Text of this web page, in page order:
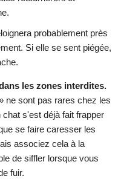
probablement près
Si elle se sent piégée,
les zones interdites.
ne sont pas rares chez les
s'est déjà fait frapper
se faire caresser les
associez cela à la
de siffler lorsque vous
fuir.